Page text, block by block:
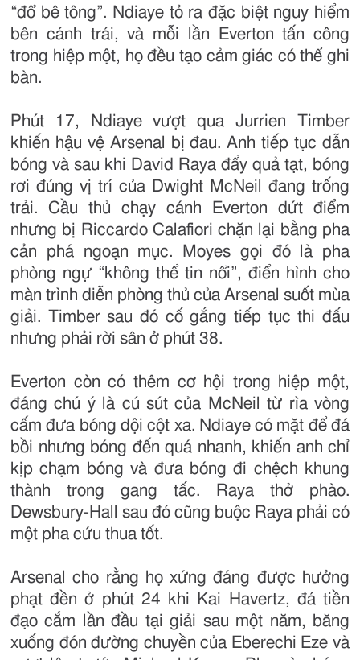
“đổ bê tông”. Ndiaye tỏ ra đặc biệt nguy hiểm
bên cánh trái, và mỗi lần Everton tấn công
trong hiệp một, họ đều tạo cảm giác có thể ghi
bàn.
Phút 17, Ndiaye vượt qua Jurrien Timber
khiến hậu vệ Arsenal bị đau. Anh tiếp tục dẫn
bóng và sau khi David Raya đẩy quả tạt, bóng
rơi đúng vị trí của Dwight McNeil đang trống
trải. Cầu thủ chạy cánh Everton dứt điểm
nhưng bị Riccardo Calafiori chặn lại bằng pha
cản phá ngoạn mục. Moyes gọi đó là pha
phòng ngự “không thể tin nổi”, điển hình cho
màn trình diễn phòng thủ của Arsenal suốt mùa
giải. Timber sau đó cố gắng tiếp tục thi đấu
nhưng phải rời sân ở phút 38.
Everton còn có thêm cơ hội trong hiệp một,
đáng chú ý là cú sút của McNeil từ rìa vòng
cấm đưa bóng dội cột xa. Ndiaye có mặt để đá
bồi nhưng bóng đến quá nhanh, khiến anh chỉ
kịp chạm bóng và đưa bóng đi chệch khung
thành trong gang tấc. Raya thở phào.
Dewsbury-Hall sau đó cũng buộc Raya phải có
một pha cứu thua tốt.
Arsenal cho rằng họ xứng đáng được hưởng
phạt đền ở phút 24 khi Kai Havertz, đá tiền
đạo cắm lần đầu tại giải sau một năm, băng
xuống đón đường chuyền của Eberechi Eze và